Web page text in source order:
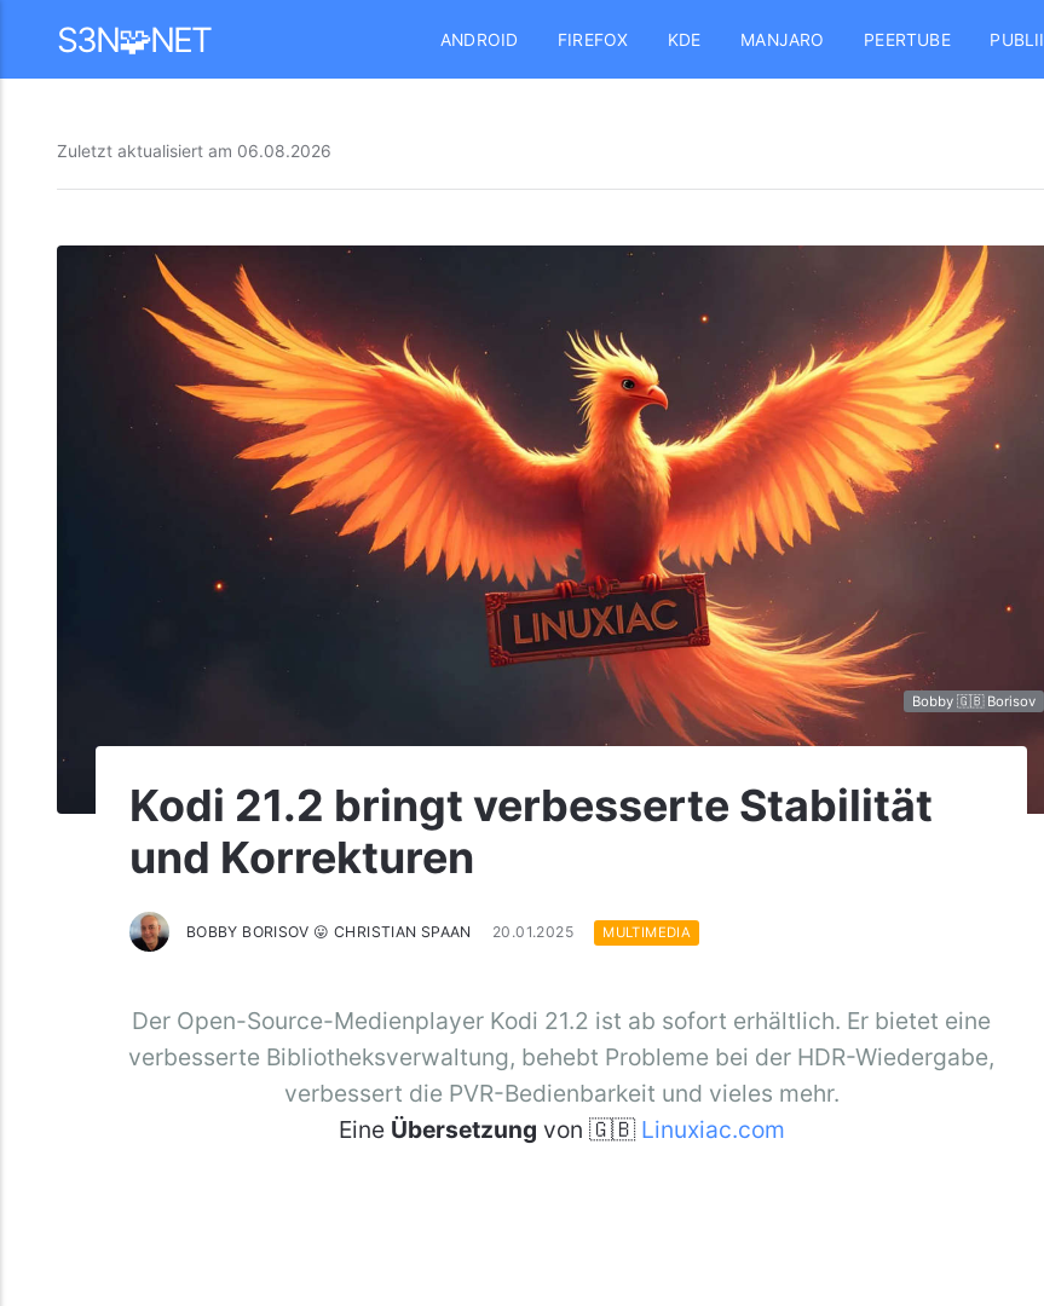
S3N🧩NET ANDROID FIREFOX KDE MANJARO PEERTUBE PUBLII
Zuletzt aktualisiert am 06.08.2026
Bobby 🇬🇧 Borisov
Kodi 21.2 bringt verbesserte Stabilität
und Korrekturen
BOBBY BORISOV 😛 CHRISTIAN SPAAN 20.01.2025 MULTIMEDIA
Der Open-Source-Medienplayer Kodi 21.2 ist ab sofort erhältlich. Er bietet eine
verbesserte Bibliotheksverwaltung, behebt Probleme bei der HDR-Wiedergabe,
verbessert die PVR-Bedienbarkeit und vieles mehr.
Eine Übersetzung von 🇬🇧 Linuxiac.com